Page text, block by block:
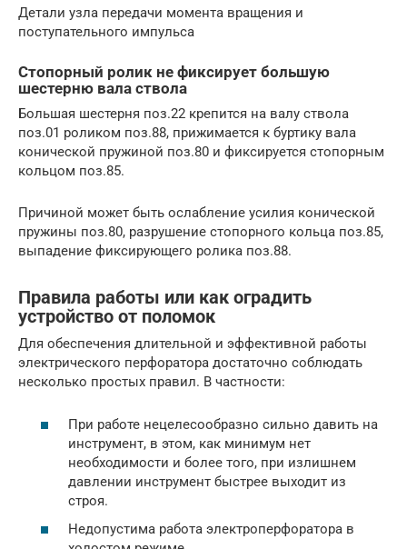
Детали узла передачи момента вращения и
поступательного импульса
Стопорный ролик не фиксирует большую
шестерню вала ствола
Большая шестерня поз.22 крепится на валу ствола
поз.01 роликом поз.88, прижимается к буртику вала
конической пружиной поз.80 и фиксируется стопорным
кольцом поз.85.
Причиной может быть ослабление усилия конической
пружины поз.80, разрушение стопорного кольца поз.85,
выпадение фиксирующего ролика поз.88.
Правила работы или как оградить
устройство от поломок
Для обеспечения длительной и эффективной работы
электрического перфоратора достаточно соблюдать
несколько простых правил. В частности:
При работе нецелесообразно сильно давить на
инструмент, в этом, как минимум нет
необходимости и более того, при излишнем
давлении инструмент быстрее выходит из
строя.
Недопустима работа электроперфоратора в